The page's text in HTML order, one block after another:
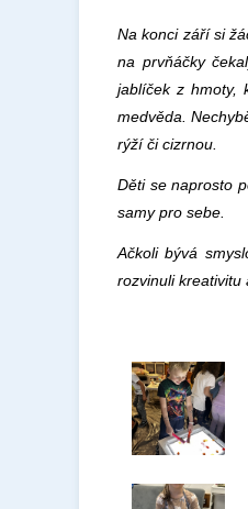
Na konci září si
na prvňáčky
jablíček z hmoty,
medvěda.
rýží či cizrnou.
Děti se naprosto
samy pro sebe.
Ačkoli bývá
rozvinuli kreativitu